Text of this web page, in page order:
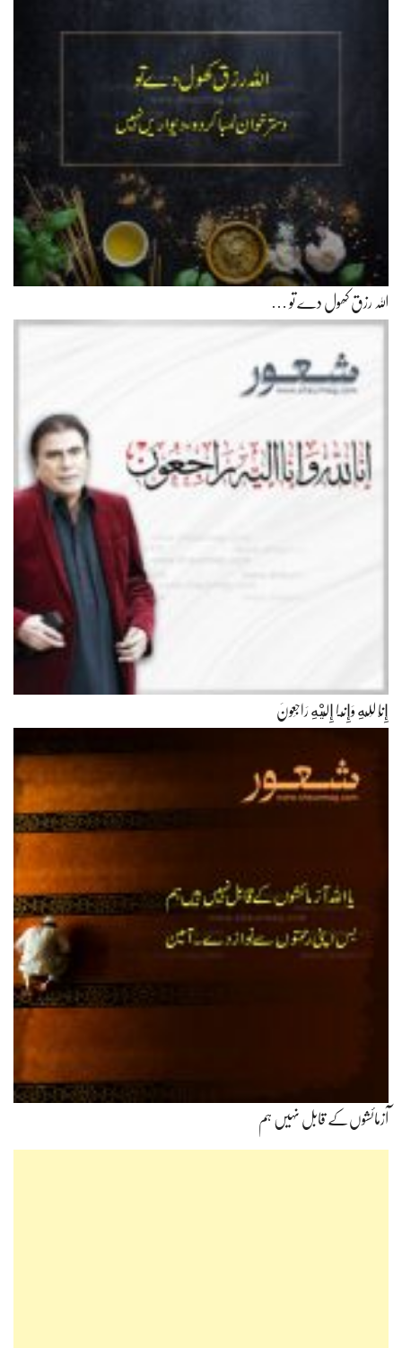
اللہ رزق کھول دے تو …
إِنَّا لِلّهِ وَإِنَّـا إِلَيْهِ رَاجِعونَ
آزمائشوں‌کے قابل نہیں ہم